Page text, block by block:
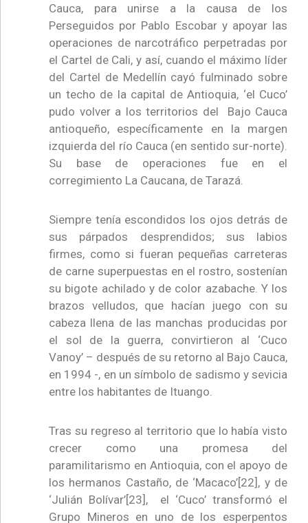
Cauca, para unirse a la causa de los
Perseguidos por Pablo Escobar y apoyar las
operaciones de narcotráfico perpetradas por
el Cartel de Cali, y así, cuando el máximo líder
del Cartel de Medellín cayó fulminado sobre
un techo de la capital de Antioquia, ‘el Cuco’
pudo volver a los territorios del Bajo Cauca
antioqueño, específicamente en la margen
izquierda del río Cauca (en sentido sur-norte).
Su base de operaciones fue en el
corregimiento La Caucana, de Tarazá.
Siempre tenía escondidos los ojos detrás de
sus párpados desprendidos; sus labios
firmes, como si fueran pequeñas carreteras
de carne superpuestas en el rostro, sostenían
su bigote achilado y de color azabache. Y los
brazos velludos, que hacían juego con su
cabeza llena de las manchas producidas por
el sol de la guerra, convirtieron al ‘Cuco
Vanoy’ – después de su retorno al Bajo Cauca,
en 1994 -, en un símbolo de sadismo y sevicia
entre los habitantes de Ituango.
Tras su regreso al territorio que lo había visto
crecer como una promesa del
paramilitarismo en Antioquia, con el apoyo de
los hermanos Castaño, de ‘Macaco’[22], y de
‘Julián Bolívar’[23], el ‘Cuco’ transformó el
Grupo Mineros en uno de los esperpentos